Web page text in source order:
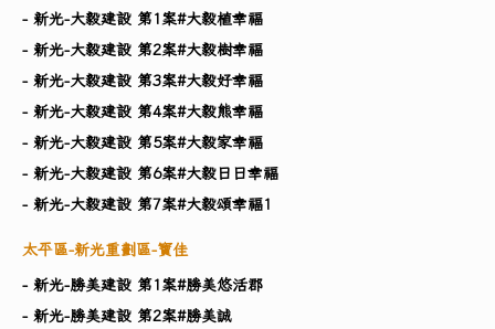
- 新光-大毅建設 第1案#大毅植幸福
- 新光-大毅建設 第2案#大毅樹幸福
- 新光-大毅建設 第3案#大毅好幸福
- 新光-大毅建設 第4案#大毅熊幸福
- 新光-大毅建設 第5案#大毅家幸福
- 新光-大毅建設 第6案#大毅日日幸福
- 新光-大毅建設 第7案#大毅頌幸福1
太平區-新光重劃區-寶佳
- 新光-勝美建設 第1案#勝美悠活郡
- 新光-勝美建設 第2案#勝美誠